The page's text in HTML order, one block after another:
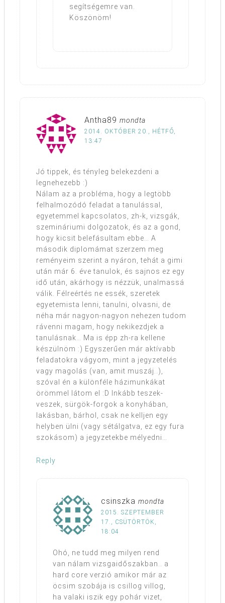
segítségemre van.
Köszönöm!
Antha89 mondta
2014. OKTÓBER 20., HÉTFŐ,
13:47
Jó tippek, és tényleg belekezdeni a
legnehezebb :)
Nálam az a probléma, hogy a legtöbb
felhalmozódó feladat a tanulással,
egyetemmel kapcsolatos, zh-k, vizsgák,
szemináriumi dolgozatok, és az a gond,
hogy kicsit belefásultam ebbe… A
második diplomámat szerzem meg
reményeim szerint a nyáron, tehát a gimi
után már 6. éve tanulok, és sajnos ez egy
idő után, akárhogy is nézzük, unalmassá
válik. Félreértés ne essék, szeretek
egyetemista lenni, tanulni, olvasni, de
néha már nagyon-nagyon nehezen tudom
rávenni magam, hogy nekikezdjek a
tanulásnak… Ma is épp zh-ra kellene
készülnöm :) Egyszerűen már aktívabb
feladatokra vágyom, mint a jegyzetelés
vagy magolás (van, amit muszáj..),
szóval én a különféle házimunkákat
örömmel látom el :D Inkább teszek-
veszek, sürgök-forgok a konyhában,
lakásban, bárhol, csak ne kelljen egy
helyben ülni (vagy sétálgatva, ez egy fura
szokásom) a jegyzetekbe mélyedni…
Reply
csinszka mondta
2015. SZEPTEMBER
17., CSÜTÖRTÖK,
18:04
Ohó, ne tudd meg milyen rend
van nálam vizsgaidőszakban.. a
hard core verzió amikor már az
öcsim szobája is csillog villog,
ha valaki iszik egy pohár vizet,